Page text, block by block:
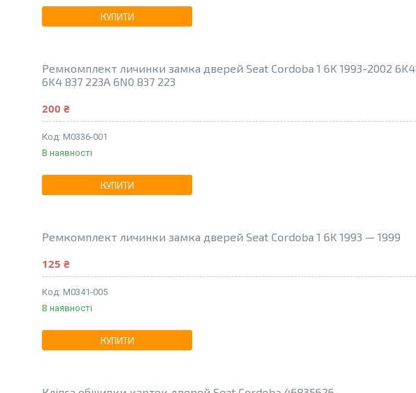
КУПИТИ
Ремкомплект личинки замка дверей Seat Cordoba 1 6K 1993-2002
6K4 837 223A 6N0 837 223
200 ₴
M0336-001
В наявності
КУПИТИ
Ремкомплект личинки замка дверей Seat Cordoba 1 6K 1993 — 1999
125 ₴
M0341-005
В наявності
КУПИТИ